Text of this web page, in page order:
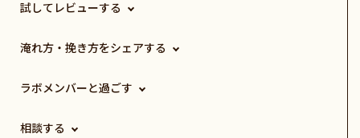
試してレビューする
淹れ方・挽き方をシェアする
ラボメンバーと過ごす
相談する